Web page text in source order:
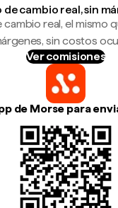
de cambio real, sin
real, el mismo
sin costos
Ver comisiones
de Morse para